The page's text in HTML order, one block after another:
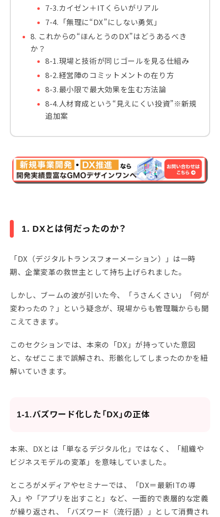
7-3.カイゼン＋ITくらいがリアル
7-4.「無理に“DX”にしない勇気」
8. これからの“ほんとうのDX”はどうあるべき
か？
8-1.現場と技術が同じゴールを見る仕組み
8-2.経営陣のコミットメントの在り方
8-3.最小限で最大効果を生む方法論
8-4.人材育成という“見えにくい投資”※新規
追加案
1. DXとは何だったのか？
「DX（デジタルトランスフォーメーション）」は一時
期、企業変革の救世主として持ち上げられました。
しかし、ブームの波が引いた今、「うさんくさい」「何が
変わったの？」という疑念が、現場からも管理職からも聞
こえてきます。
このセクションでは、本来の「DX」が持っていた意図
と、なぜここまで誤解され、形骸化してしまったのかを紐
解いていきます。
1-1.バズワード化した「DX」の正体
本来、DXとは「単なるデジタル化」ではなく、「組織や
ビジネスモデルの変革」を意味していました。
ところがメディアやセミナーでは、「DX＝最新ITの導
入」や「アプリを出すこと」など、一面的で表層的な定義
が繰り返され、「バズワード（流行語）」として消費され